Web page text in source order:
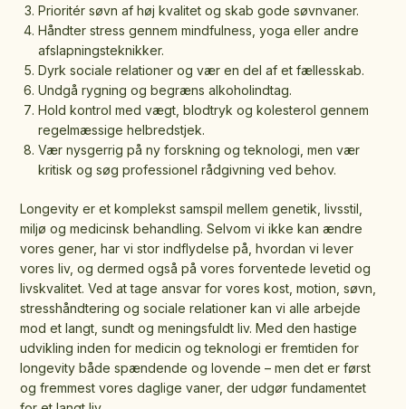
Prioritér søvn af høj kvalitet og skab gode søvnvaner.
Håndter stress gennem mindfulness, yoga eller andre
afslapningsteknikker.
Dyrk sociale relationer og vær en del af et fællesskab.
Undgå rygning og begræns alkoholindtag.
Hold kontrol med vægt, blodtryk og kolesterol gennem
regelmæssige helbredstjek.
Vær nysgerrig på ny forskning og teknologi, men vær
kritisk og søg professionel rådgivning ved behov.
Longevity er et komplekst samspil mellem genetik, livsstil,
miljø og medicinsk behandling. Selvom vi ikke kan ændre
vores gener, har vi stor indflydelse på, hvordan vi lever
vores liv, og dermed også på vores forventede levetid og
livskvalitet. Ved at tage ansvar for vores kost, motion, søvn,
stresshåndtering og sociale relationer kan vi alle arbejde
mod et langt, sundt og meningsfuldt liv. Med den hastige
udvikling inden for medicin og teknologi er fremtiden for
longevity både spændende og lovende – men det er først
og fremmest vores daglige vaner, der udgør fundamentet